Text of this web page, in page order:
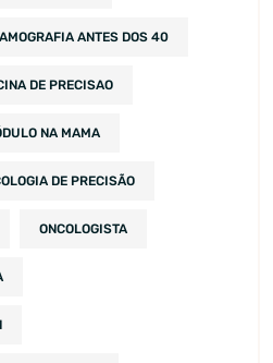
ANTES DOS 40
DE PRECISAO
NA MAMA
DE PRECISÃO
ONCOLOGISTA